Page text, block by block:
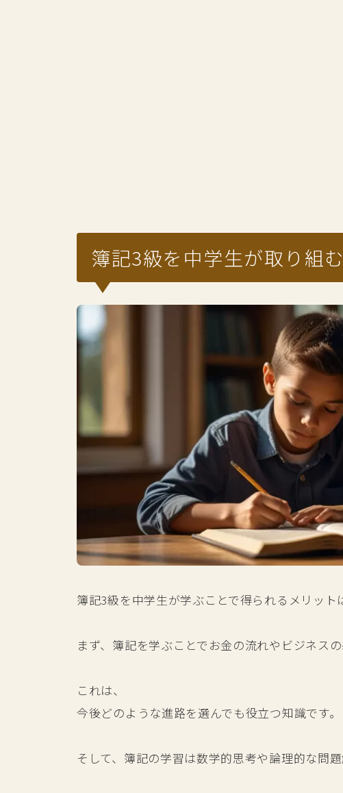
簿記3級を中学生が取り組
簿記3級を中学生が学ぶことで得られるメリット
まず、簿記を学ぶことでお金の流れやビジネス
これは、
今後どのような進路を選んでも役立つ知識です。
そして、簿記の学習は数学的思考や論理的な問